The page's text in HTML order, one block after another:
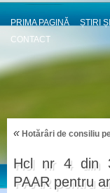
PRIMA PAGINĂ ȘTIRI
CONTACT
«Hotărâri de consiliu
Hcl nr 4 din
PAAR pentru